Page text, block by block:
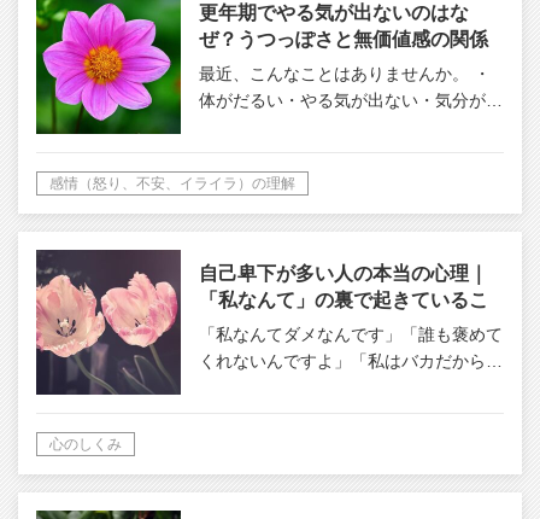
更年期でやる気が出ないのはな
ぜ？うつっぽさと無価値感の関係
最近、こんなことはありませんか。 ・
体がだるい・やる気が出ない・気分が…
感情（怒り、不安、イライラ）の理解
自己卑下が多い人の本当の心理｜
「私なんて」の裏で起きているこ
と
「私なんてダメなんです」「誰も褒めて
くれないんですよ」「私はバカだから…
心のしくみ